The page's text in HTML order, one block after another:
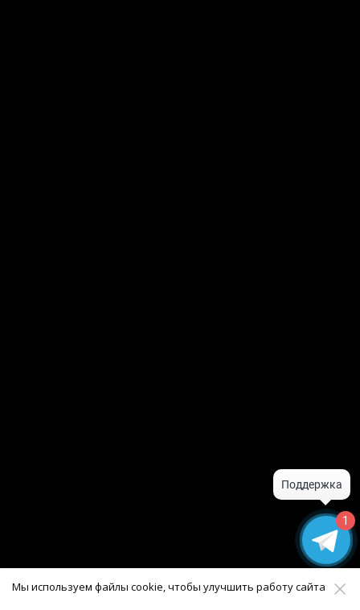
1
Мы используем файлы cookie, чтобы улучшить работу сайта